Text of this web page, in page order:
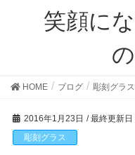
笑顔に
HOME ブログ 彫刻グラス
2016年1月23日 / 最終更新日
彫刻グラス